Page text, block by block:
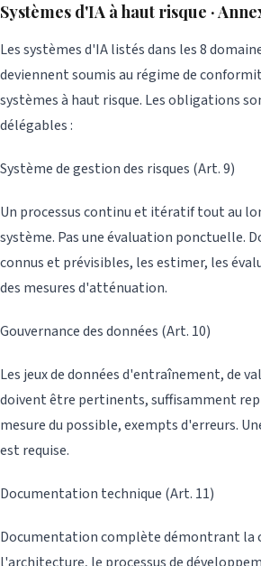
Systèmes d'IA à haut risque ·
Les systèmes d'IA listés dans les 8
deviennent soumis au régime de
systèmes à haut risque. Les obligations
délégables :
Système de gestion des risques (Art. 9)
Un processus continu et itératif tout au
système. Pas une évaluation ponctuelle.
connus et prévisibles, les estimer, les
des mesures d'atténuation.
Gouvernance des données (Art. 10)
Les jeux de données d'entraînement, de
doivent être pertinents, suffisamment
mesure du possible, exempts d'erreurs.
est requise.
Documentation technique (Art. 11)
Documentation complète démontrant la